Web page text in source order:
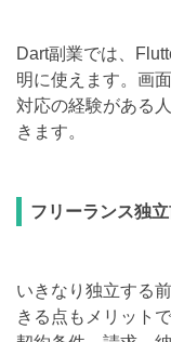
Dart副業では、
明に使えます。画
対応の経験がある
きます。
フリーランス独
いきなり独立する
きる点もメリット